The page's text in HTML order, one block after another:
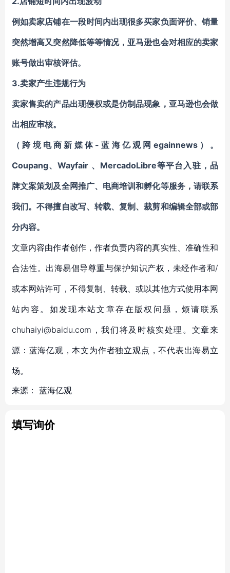
例如卖家店铺在一段时间内出现很多买家负面评价、销量
突然增高又突然降低等等情况，亚马逊也会对相应的卖家
账号做出审核评估。
3.卖家产生违规行为
卖家售卖的产品出现侵权或是仿制品现象，亚马逊也会做
出相应审核。
（跨境电商新媒体-蓝海亿观网egainnews）。
Coupang、Wayfair 、 MercadoLibre等平台入驻 ，品
牌文案策划及全网推广、电商培训和孵化等服务，请联系
我们。不得擅自改写、转载、复制、裁剪和编辑全部或部
分内容。
文章内容由作者创作，作者负责内容的真实性、准确性和
合法性。出海易倡导尊重与保护知识产权，未经作者和/
或本网站许可，不得复制、转载、或以其他方式使用本网
站内容。如发现本站文章存在版权问题，烦请联系
chuhaiyi@baidu.com，我们将及时核实处理。文章来
源：蓝海亿观，本文为作者独立观点，不代表出海易立
场。
来源： 蓝海亿观
填写询价